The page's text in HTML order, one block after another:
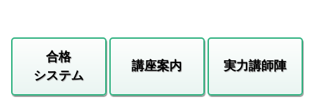
合格
システム
講座案内 実力講師陣